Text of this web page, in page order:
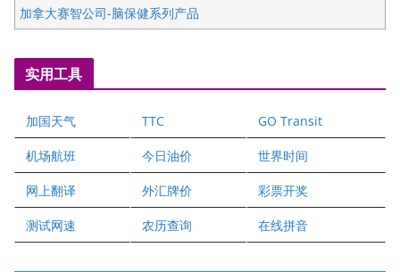
加拿大赛智公司-脑保健系列产品
五星国艺拍卖及评估公司
国际注册执业营养师公会
爱德华连锁酒店万锦分店
健健宝公司
二十一世纪美联地产公司
全球趋势移民留学
盛达资本
正点印艺设计
实用工具
加国天气 TTC GO Transit
机场航班 今日油价 世界时间
网上翻译 外汇牌价 彩票开奖
测试网速 农历查询 在线拼音